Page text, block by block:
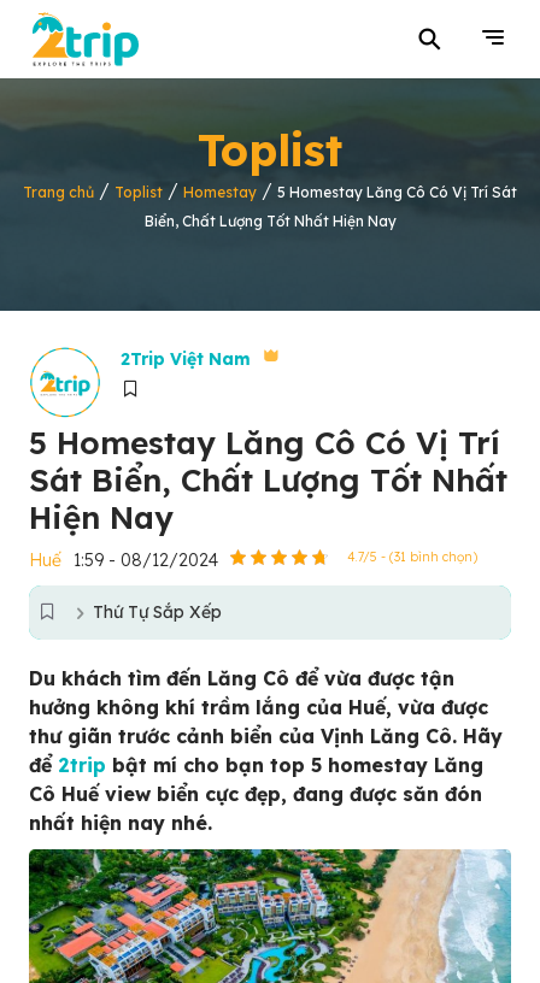
⚲
Toplist
Trang chủ / Toplist / Homestay / 5 Homestay Lăng Cô Có Vị Trí Sát
Biển, Chất Lượng Tốt Nhất Hiện Nay
2Trip Việt Nam
5 Homestay Lăng Cô Có Vị Trí
Sát Biển, Chất Lượng Tốt Nhất
Hiện Nay
Huế 1:59 - 08/12/2024 4.7/5 - (31 bình chọn)
Thứ Tự Sắp Xếp
Du khách tìm đến Lăng Cô để vừa được tận
hưởng không khí trầm lắng của Huế, vừa được
thư giãn trước cảnh biển của Vịnh Lăng Cô. Hãy
để 2trip bật mí cho bạn top 5 homestay Lăng
Cô Huế view biển cực đẹp, đang được săn đón
nhất hiện nay nhé.